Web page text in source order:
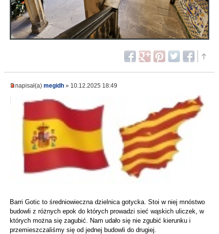
napisał(a) megidh » 10.12.2025 18:49
Barri Gotic to średniowieczna dzielnica gotycka. Stoi w niej mnóstwo
budowli z różnych epok do których prowadzi sieć wąskich uliczek, w
których można się zagubić. Nam udało się nie zgubić kierunku i
przemieszczaliśmy się od jednej budowli do drugiej.